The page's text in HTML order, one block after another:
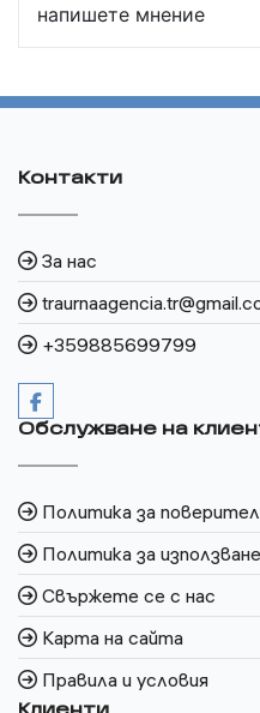
напишете мнение
Контакти
За нас
+359885699799
Обслужване на
Политика за
Политика за
Свържете се с нас
Карта на сайта
Правила и условия